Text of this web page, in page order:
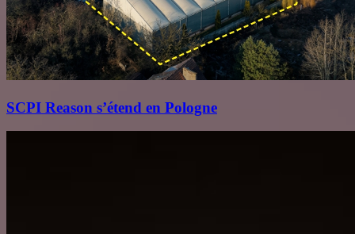
SCPI Reason s’étend en Pologne